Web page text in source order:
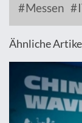
Messen
Ähnliche